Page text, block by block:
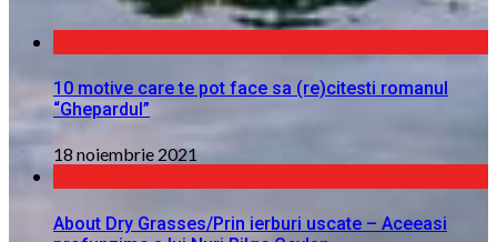
10 motive care te pot face sa (re)citesti romanul
“Ghepardul”
18 noiembrie 2021
About Dry Grasses/Prin ierburi uscate – Aceeasi